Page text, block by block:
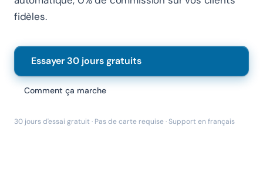
fidèles.
Essayer 30 jours gratuits
Comment ça marche
30 jours d'essai gratuit · Pas de carte requise · Support en français